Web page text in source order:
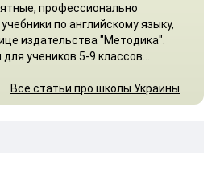
профессионально
по английскому языку,
издательства "Методика".
учеников 5-9 классов...
Все статьи про школы Украины